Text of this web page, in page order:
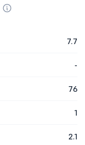
7.7
-
76
1
2.1